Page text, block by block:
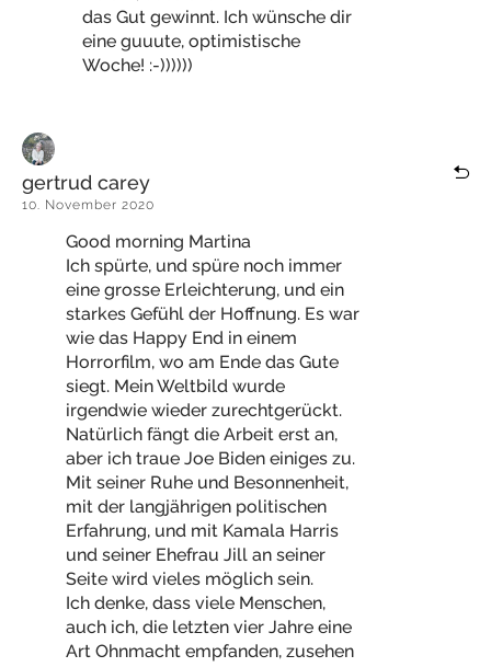
das Gut gewinnt. Ich wünsche dir
eine guuute, optimistische
Woche! :-))))))
gertrud carey
10. November 2020
Good morning Martina
Ich spürte, und spüre noch immer
eine grosse Erleichterung, und ein
starkes Gefühl der Hoffnung. Es war
wie das Happy End in einem
Horrorfilm, wo am Ende das Gute
siegt. Mein Weltbild wurde
irgendwie wieder zurechtgerückt.
Natürlich fängt die Arbeit erst an,
aber ich traue Joe Biden einiges zu.
Mit seiner Ruhe und Besonnenheit,
mit der langjährigen politischen
Erfahrung, und mit Kamala Harris
und seiner Ehefrau Jill an seiner
Seite wird vieles möglich sein.
Ich denke, dass viele Menschen,
auch ich, die letzten vier Jahre eine
Art Ohnmacht empfanden, zusehen